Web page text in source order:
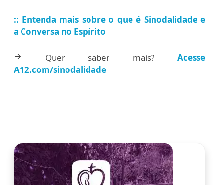
:: Entenda mais sobre o que é Sinodalidade e
a Conversa no Espírito
arrow_forward Quer saber mais? Acesse
A12.com/sinodalidade